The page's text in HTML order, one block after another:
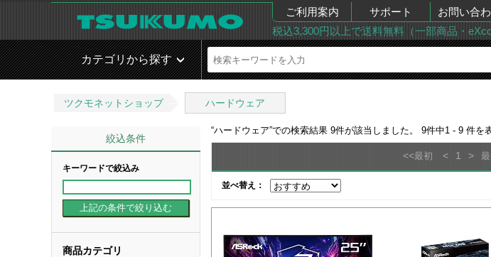
ご利用案内 サポート お問い合
税込3,300円以上で送料無料（一部商品・
カテゴリから探す
ツクモネットショップ ハードウェア
絞込条件
キーワードで絞込み
商品カテゴリ
“ハードウェア”での検索結果 9件が該当しました。 9件中1 - 9 件を
<<最初 < 1 >
並べ替え：